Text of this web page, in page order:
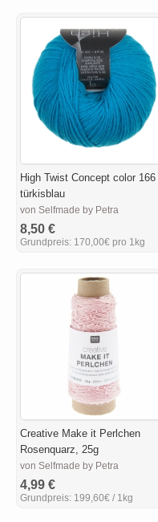
High Twist Concept color 166
türkisblau
von Selfmade by Petra
8,50 €
Grundpreis: 170,00€ pro 1kg
Creative Make it Perlchen
Rosenquarz, 25g
von Selfmade by Petra
4,99 €
Grundpreis: 199,60€ / 1kg